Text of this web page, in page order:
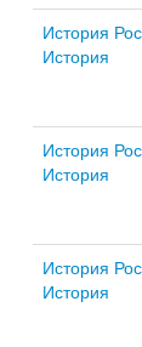
История
История
История
История
История
История